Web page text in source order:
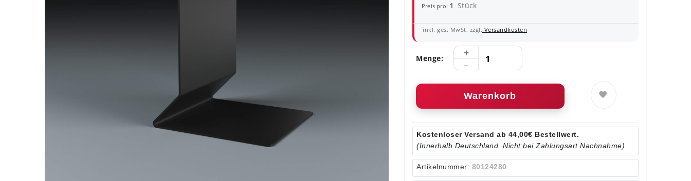
Preis pro: 1 Stück
inkl. ges. MwSt. zzgl. Versandkosten
Menge:
Warenkorb
Kostenloser Versand ab 44,00€ Bestellwert.
(Innerhalb Deutschland. Nicht bei Zahlungsart Nachnahme)
Artikelnummer: 80124280